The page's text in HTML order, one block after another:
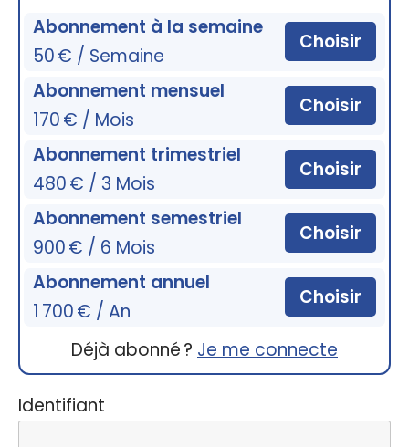
Abonnement à la semaine
50 € / Semaine
Choisir
Abonnement mensuel
170 € / Mois
Choisir
Abonnement trimestriel
480 € / 3 Mois
Choisir
Abonnement semestriel
900 € / 6 Mois
Choisir
Abonnement annuel
1 700 € / An
Choisir
Déjà abonné ? Je me connecte
Identifiant